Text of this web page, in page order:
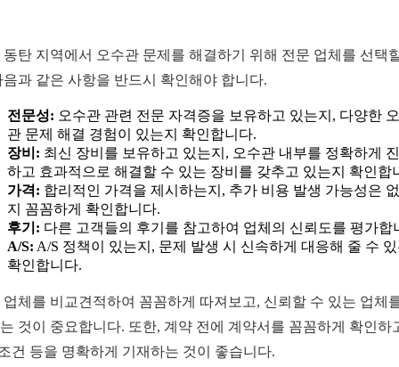
동탄 지역에서 오수관 문제를 해결하기 위해 전문 업체를 선택
음과 같은 사항을 반드시 확인해야 합니다.
전문성: 오수관 관련 전문 자격증을 보유하고 있는지, 다양한
관 문제 해결 경험이 있는지 확인합니다.
장비: 최신 장비를 보유하고 있는지, 오수관 내부를 정확하게
하고 효과적으로 해결할 수 있는 장비를 갖추고 있는지 확인합
가격: 합리적인 가격을 제시하는지, 추가 비용 발생 가능성은
지 꼼꼼하게 확인합니다.
후기: 다른 고객들의 후기를 참고하여 업체의 신뢰도를 평가합
A/S: A/S 정책이 있는지, 문제 발생 시 신속하게 대응해 줄 수
확인합니다.
업체를 비교견적하여 꼼꼼하게 따져보고, 신뢰할 수 있는 업체
것이 중요합니다. 또한, 계약 전에 계약서를 꼼꼼하게 확인하
건 등을 명확하게 기재하는 것이 좋습니다.